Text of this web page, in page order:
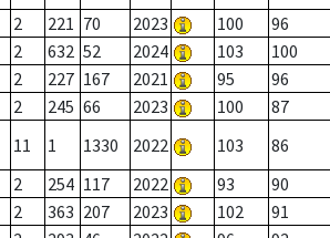
2 221 70 2023 100 96
2 632 52 2024 103 100
2 227 167 2021 95 96
2 245 66 2023 100 87
11 1 1330 2022 103 86
2 254 117 2022 93 90
2 363 207 2023 102 91